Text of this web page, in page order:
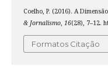
Coelho, P. (2016). A
& Jornalismo, 16(28), 7–12.
Formatos Citação